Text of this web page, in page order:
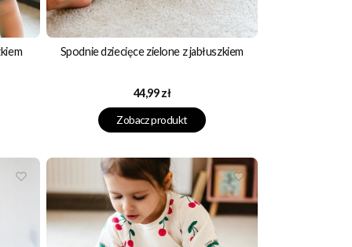
Spodnie dziecięce zielone z jabłuszkiem
Cena
44,99 zł
Zobacz produkt